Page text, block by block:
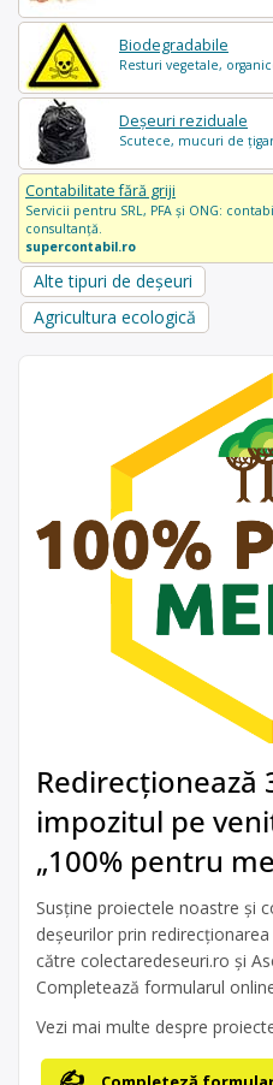
Biodegradabile
Resturi vegetale,
Deșeuri reziduale
Scutece, mucuri de
Contabilitate fără griji
Servicii pentru SRL, PFA și ONG:
consultanță.
supercontabil.ro
Alte tipuri de deșeuri
Agricultura ecologică
Redirecționează
impozitul pe
„100% pentru
Susține proiectele noastre și
deșeurilor prin
către colectaredeseuri.ro și
Completează formularul
Vezi mai multe despre